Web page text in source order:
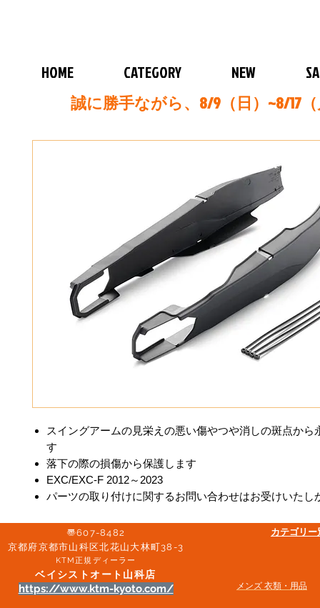
HOME CATEGORY NEW
誠に勝手ながら、8/9（日）~8/17
スイングアームの見栄えの悪い傷やつや消しの斑点から
す
落下の際の損傷から保護します
EXC/EXC-F 2012～2023
パーツの取り付けに関するお問い合わせはお受けいたし
〠607-8482
京都府京都市山科区北花山大林町38-3​
KTM正規ディーラー
ベイシストオート山科店
https://www.ktm-kyoto.com/
カテゴリ
メンズ 衣類・用品